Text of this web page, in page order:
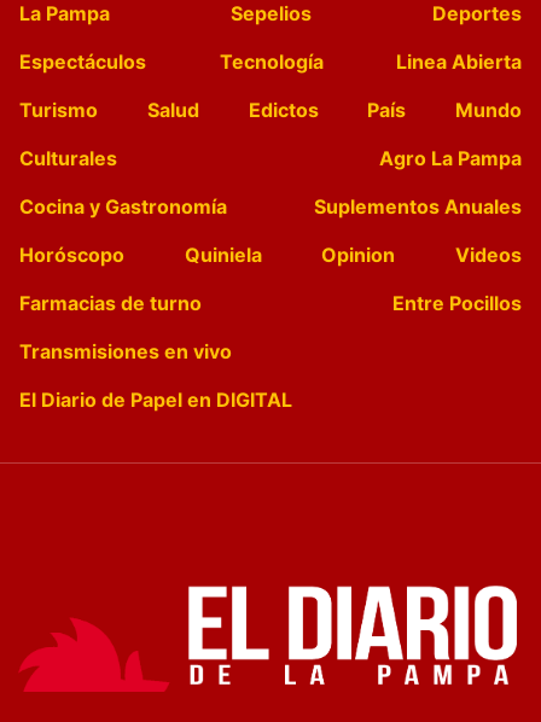
La Pampa Sepelios
Deportes
Espectáculos
Tecnología
Linea Abierta
Turismo
Salud Edictos País
Mundo
Culturales
Agro La Pampa
Cocina y Gastronomía
Suplementos Anuales
Horóscopo
Quiniela Opinion
Videos
Farmacias de turno
Entre Pocillos
Transmisiones en vivo
El Diario de Papel en DIGITAL